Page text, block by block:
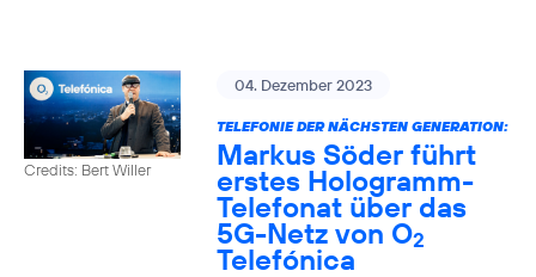
Credits: Bert Willer
04. Dezember 2023
TELEFONIE DER NÄCHSTEN GENERATION:
Markus Söder führt
erstes Hologramm-
Telefonat über das
5G-Netz von O2
Telefónica